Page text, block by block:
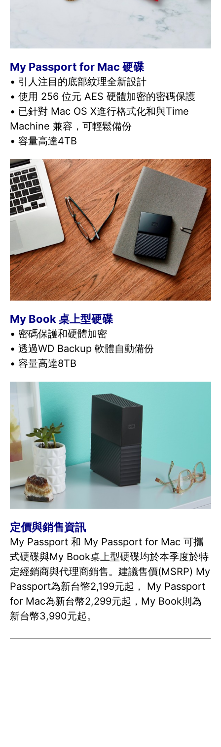
My Passport for Mac 硬碟
• 引人注目的底部紋理全新設計
• 使用 256 位元 AES 硬體加密的密碼保護
• 已針對 Mac OS X進行格式化和與Time
Machine 兼容，可輕鬆備份
• 容量高達4TB
My Book 桌上型硬碟
• 密碼保護和硬體加密
• 透過WD Backup 軟體自動備份
• 容量高達8TB
定價與銷售資訊
My Passport 和 My Passport for Mac 可攜
式硬碟與My Book桌上型硬碟均於本季度於特
定經銷商與代理商銷售。建議售價(MSRP) My
Passport為新台幣2,199元起， My Passport
for Mac為新台幣2,299元起，My Book則為
新台幣3,990元起。